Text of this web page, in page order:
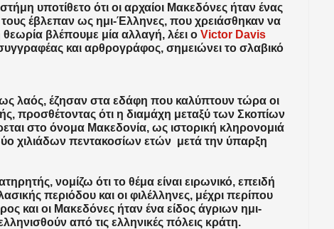
υποτίθετο ότι οι αρχαίοι Μακεδόνες ήταν ένας
τους έβλεπαν ως ημι-Έλληνες, που χρειάσθηκαν να
βλέπουμε μία αλλαγή, λέει ο Victor Davis
και αρθρογράφος, σημειώνει το σλαβικό
λαός, έζησαν στα εδάφη που καλύπτουν τώρα οι
προσθέτοντας ότι η διαμάχη μεταξύ των Σκοπίων
στο όνομα Μακεδονία, ως ιστορική κληρονομιά
χιλιάδων πεντακοσίων ετών μετά την ύπαρξη
νομίζω ότι το θέμα είναι ειρωνικό, επειδή
περιόδου και οι φιλέλληνες, μέχρι περίπου
και οι Μακεδόνες ήταν ένα είδος άγριων ημι-
από τις ελληνικές πόλεις κράτη.